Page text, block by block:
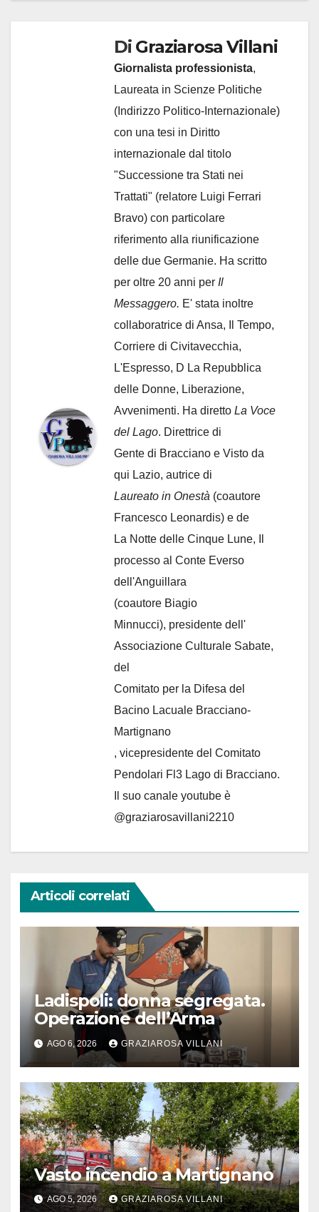
Di Graziarosa Villani
Giornalista professionista,
Laureata in Scienze Politiche
(Indirizzo Politico-Internazionale)
con una tesi in Diritto
internazionale dal titolo
"Successione tra Stati nei
Trattati" (relatore Luigi Ferrari
Bravo) con particolare
riferimento alla riunificazione
delle due Germanie. Ha scritto
per oltre 20 anni per Il
Messaggero. E' stata inoltre
collaboratrice di Ansa, Il Tempo,
Corriere di Civitavecchia,
L'Espresso, D La Repubblica
delle Donne, Liberazione,
Avvenimenti. Ha diretto La Voce
del Lago. Direttrice di
Gente di Bracciano e Visto da
qui Lazio, autrice di
Laureato in Onestà (coautore
Francesco Leonardis) e de
La Notte delle Cinque Lune, Il
processo al Conte Everso
dell'Anguillara
(coautore Biagio
Minnucci), presidente dell'
Associazione Culturale Sabate,
del
Comitato per la Difesa del
Bacino Lacuale Bracciano-
Martignano
, vicepresidente del Comitato
Pendolari Fl3 Lago di Bracciano.
Il suo canale youtube è
@graziarosavillani2210
Articoli correlati
Ladispoli: donna segregata.
Operazione dell’Arma
AGO 6, 2026 GRAZIAROSA VILLANI
Vasto incendio a Martignano
AGO 5, 2026 GRAZIAROSA VILLANI